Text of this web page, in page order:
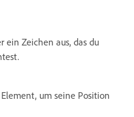
ein Zeichen aus, das du
um seine Position